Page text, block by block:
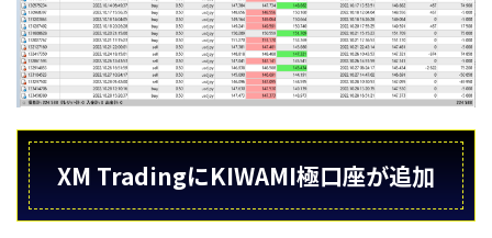
XM TradingにKIWAMI極口座が追加